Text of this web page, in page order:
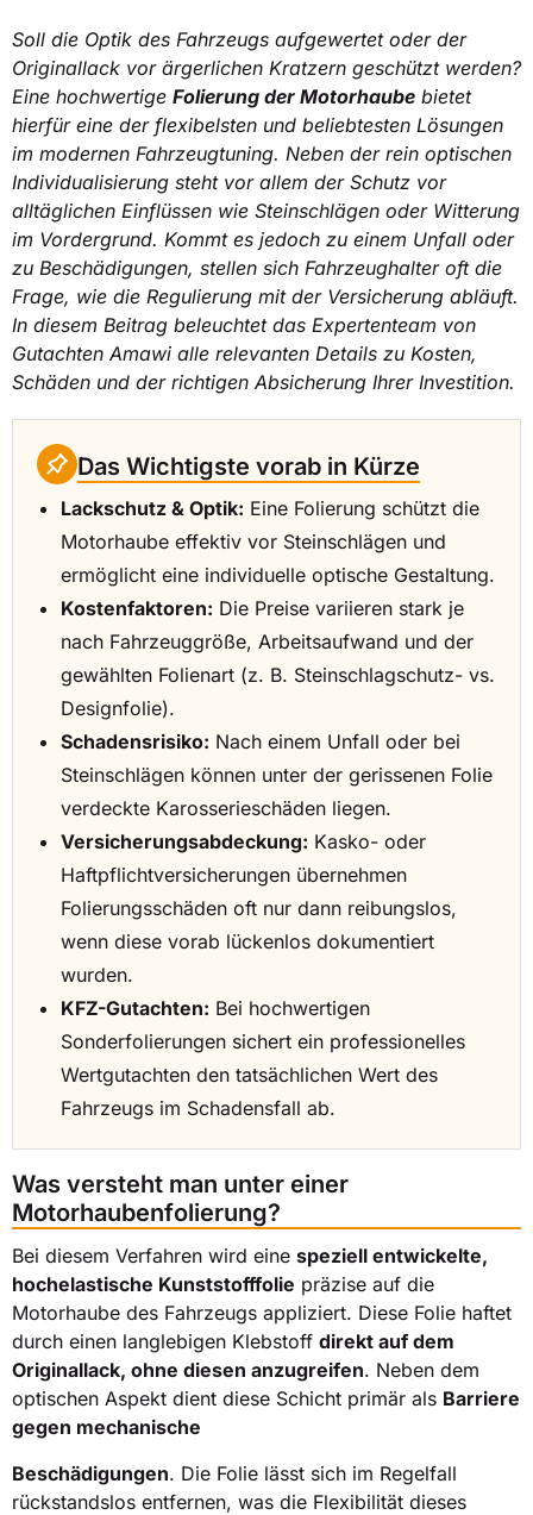
Soll die Optik des Fahrzeugs aufgewertet oder der
Originallack vor ärgerlichen Kratzern geschützt werden?
Eine hochwertige Folierung der Motorhaube bietet
hierfür eine der flexibelsten und beliebtesten Lösungen
im modernen Fahrzeugtuning. Neben der rein optischen
Individualisierung steht vor allem der Schutz vor
alltäglichen Einflüssen wie Steinschlägen oder Witterung
im Vordergrund. Kommt es jedoch zu einem Unfall oder
zu Beschädigungen, stellen sich Fahrzeughalter oft die
Frage, wie die Regulierung mit der Versicherung abläuft.
In diesem Beitrag beleuchtet das Expertenteam von
Gutachten Amawi alle relevanten Details zu Kosten,
Schäden und der richtigen Absicherung Ihrer Investition.
Das Wichtigste vorab in Kürze
Lackschutz & Optik: Eine Folierung schützt die
Motorhaube effektiv vor Steinschlägen und
ermöglicht eine individuelle optische Gestaltung.
Kostenfaktoren: Die Preise variieren stark je
nach Fahrzeuggröße, Arbeitsaufwand und der
gewählten Folienart (z. B. Steinschlagschutz- vs.
Designfolie).
Schadensrisiko: Nach einem Unfall oder bei
Steinschlägen können unter der gerissenen Folie
verdeckte Karosserieschäden liegen.
Versicherungsabdeckung: Kasko- oder
Haftpflichtversicherungen übernehmen
Folierungsschäden oft nur dann reibungslos,
wenn diese vorab lückenlos dokumentiert
wurden.
KFZ-Gutachten: Bei hochwertigen
Sonderfolierungen sichert ein professionelles
Wertgutachten den tatsächlichen Wert des
Fahrzeugs im Schadensfall ab.
Was versteht man unter einer
Motorhaubenfolierung?
Bei diesem Verfahren wird eine speziell entwickelte,
hochelastische Kunststofffolie präzise auf die
Motorhaube des Fahrzeugs appliziert. Diese Folie haftet
durch einen langlebigen Klebstoff direkt auf dem
Originallack, ohne diesen anzugreifen. Neben dem
optischen Aspekt dient diese Schicht primär als Barriere
gegen mechanische
Beschädigungen. Die Folie lässt sich im Regelfall
rückstandslos entfernen, was die Flexibilität dieses